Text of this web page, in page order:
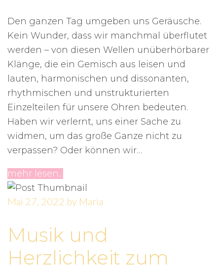
Den ganzen Tag umgeben uns Geräusche.
Kein Wunder, dass wir manchmal überflutet
werden – von diesen Wellen unüberhörbarer
Klänge, die ein Gemisch aus leisen und
lauten, harmonischen und dissonanten,
rhythmischen und unstrukturierten
Einzelteilen für unsere Ohren bedeuten.
Haben wir verlernt, uns einer Sache zu
widmen, um das große Ganze nicht zu
verpassen? Oder können wir…
mehr lesen...
Mai 27, 2022 by Maria
Musik und
Herzlichkeit zum